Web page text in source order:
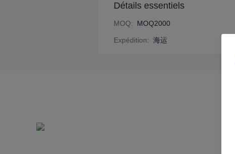
Détails essentiels
MOQ: MOQ2000
Expédition: 海运